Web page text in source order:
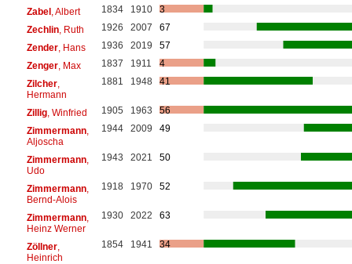
Zabel, Albert 1834 1910
3
Zechlin, Ruth 1926 2007
67
Zender, Hans 1936 2019
57
Zenger, Max 1837 1911
4
Zilcher,
Hermann
1881 1948 41
Zillig, Winfried 1905 1963
56
Zimmermann,
Aljoscha
1944 2009 49
Zimmermann,
Udo
1943 2021 50
Zimmermann,
Bernd-Alois
1918 1970 52
Zimmermann,
Heinz Werner
1930 2022 63
Zöllner,
Heinrich
1854 1941 34